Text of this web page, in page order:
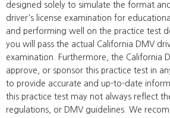
designed solely to simulate the format
driver's license examination for
and performing well on the practice test
you will pass the actual California DMV
examination. Furthermore, the California
approve, or sponsor this practice test in
to provide accurate and up-to-date
this practice test may not always reflect
regulations, or DMV guidelines. We